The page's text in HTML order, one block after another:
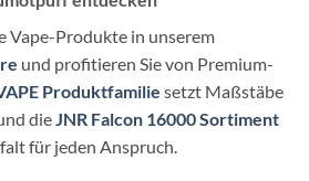
Vape-Produkte in unserem
und profitieren Sie von Premium-
Produktfamilie setzt Maßstäbe
die JNR Falcon 16000 Sortiment
für jeden Anspruch.